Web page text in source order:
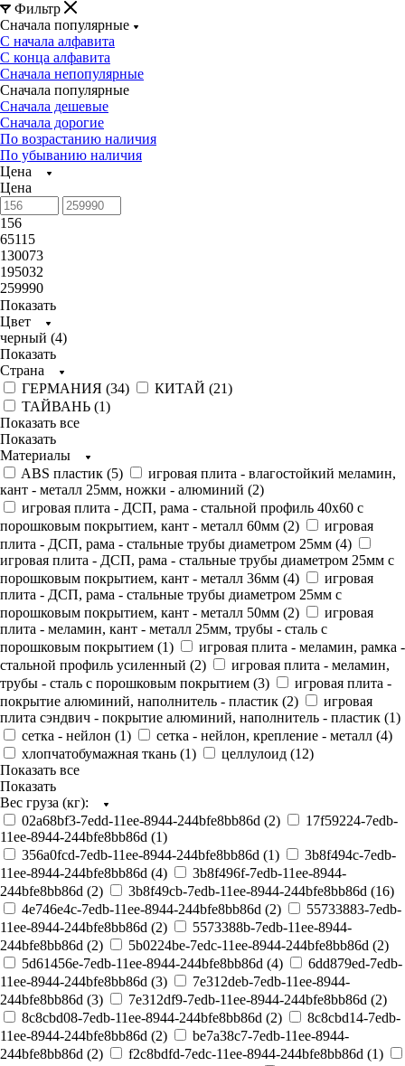
Фильтр
Сначала популярные
С начала алфавита
С конца алфавита
Сначала непопулярные
Сначала популярные
Сначала дешевые
Сначала дорогие
По возрастанию наличия
По убыванию наличия
Цена
Цена
156
65115
130073
195032
259990
Показать
Цвет
черный (4)
Показать
Страна
ГЕРМАНИЯ (34) КИТАЙ (21)
ТАЙВАНЬ (1)
Показать все
Показать
Материалы
ABS пластик (5)
игровая плита - влагостойкий меламин,
кант - металл 25мм, ножки - алюминий (2)
игровая плита - ДСП, рама - стальной профиль 40х60 с
порошковым покрытием, кант - металл 60мм (2)
игровая
плита - ДСП, рама - стальные трубы диаметром 25мм (4)
игровая плита - ДСП, рама - стальные трубы диаметром 25мм с
порошковым покрытием, кант - металл 36мм (4)
игровая
плита - ДСП, рама - стальные трубы диаметром 25мм с
порошковым покрытием, кант - металл 50мм (2)
игровая
плита - меламин, кант - металл 25мм, трубы - сталь с
порошковым покрытием (1)
игровая плита - меламин, рамка -
стальной профиль усиленный (2)
игровая плита - меламин,
трубы - сталь с порошковым покрытием (3)
игровая плита -
покрытие алюминий, наполнитель - пластик (2)
игровая
плита сэндвич - покрытие алюминий, наполнитель - пластик (1)
сетка - нейлон (1) сетка - нейлон, крепление - металл (4)
хлопчатобумажная ткань (1) целлулоид (12)
Показать все
Показать
Вес груза (кг):
02a68bf3-7edd-11ee-8944-244bfe8bb86d (2)
17f59224-7edb-
11ee-8944-244bfe8bb86d (1)
356a0fcd-7edb-11ee-8944-244bfe8bb86d (1)
3b8f494c-7edb-
11ee-8944-244bfe8bb86d (4)
3b8f496f-7edb-11ee-8944-
244bfe8bb86d (2) 3b8f49cb-7edb-11ee-8944-244bfe8bb86d (16)
4e746e4c-7edb-11ee-8944-244bfe8bb86d (2)
55733883-7edb-
11ee-8944-244bfe8bb86d (2)
5573388b-7edb-11ee-8944-
244bfe8bb86d (2) 5b0224be-7edc-11ee-8944-244bfe8bb86d (2)
5d61456e-7edb-11ee-8944-244bfe8bb86d (4)
6dd879ed-7edb-
11ee-8944-244bfe8bb86d (3)
7e312deb-7edb-11ee-8944-
244bfe8bb86d (3) 7e312df9-7edb-11ee-8944-244bfe8bb86d (2)
8c8cbd08-7edb-11ee-8944-244bfe8bb86d (2)
8c8cbd14-7edb-
11ee-8944-244bfe8bb86d (2)
be7a38c7-7edb-11ee-8944-
244bfe8bb86d (2) f2c8bdfd-7edc-11ee-8944-244bfe8bb86d (1)